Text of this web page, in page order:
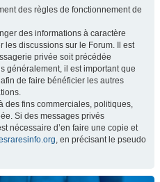
des règles de fonctionnement de
des informations à caractère
les discussions sur le Forum. Il est
privée soit précédée
généralement, il est important que
de faire bénéficier les autres
des fins commerciales, politiques,
Si des messages privés
nécessaire d’en faire une copie et
, en précisant le pseudo